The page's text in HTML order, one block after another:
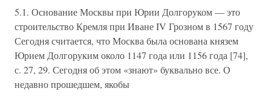
5.1. Основание Москвы при Юрии Долгоруком — это
строительство Кремля при Иване IV Грозном в 1567 году
Сегодня считается, что Москва была основана князем
Юрием Долгоруким около 1147 года или 1156 года [74],
с. 27, 29. Сегодня об этом «знают» буквально все. О
недавно прошедшем, якобы